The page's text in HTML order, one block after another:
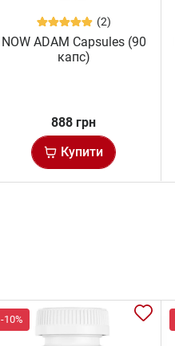
(2)
NOW ADAM Capsules (90
капс)
888 грн
Купити
-10%